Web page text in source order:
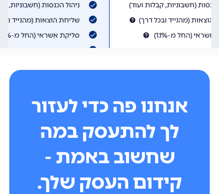
אנחנו פה כדי לעזור
לך להתעסק במה
שחשוב באמת -
קידום העסק שלך.